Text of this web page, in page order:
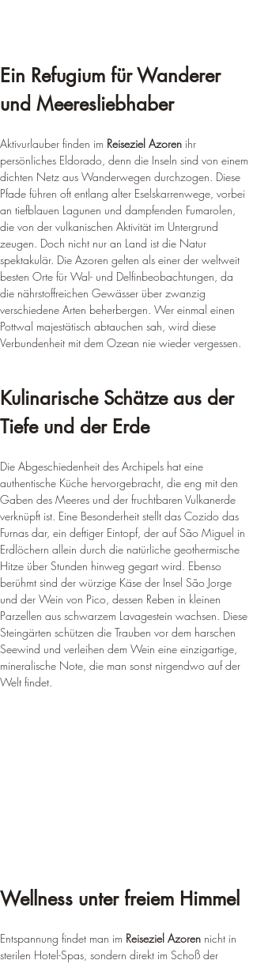
Ein Refugium für Wanderer
und Meeresliebhaber
Aktivurlauber finden im Reiseziel Azoren ihr
persönliches Eldorado, denn die Inseln sind von einem
dichten Netz aus Wanderwegen durchzogen. Diese
Pfade führen oft entlang alter Eselskarrenwege, vorbei
an tiefblauen Lagunen und dampfenden Fumarolen,
die von der vulkanischen Aktivität im Untergrund
zeugen. Doch nicht nur an Land ist die Natur
spektakulär. Die Azoren gelten als einer der weltweit
besten Orte für Wal- und Delfinbeobachtungen, da
die nährstoffreichen Gewässer über zwanzig
verschiedene Arten beherbergen. Wer einmal einen
Pottwal majestätisch abtauchen sah, wird diese
Verbundenheit mit dem Ozean nie wieder vergessen.
Kulinarische Schätze aus der
Tiefe und der Erde
Die Abgeschiedenheit des Archipels hat eine
authentische Küche hervorgebracht, die eng mit den
Gaben des Meeres und der fruchtbaren Vulkanerde
verknüpft ist. Eine Besonderheit stellt das Cozido das
Furnas dar, ein deftiger Eintopf, der auf São Miguel in
Erdlöchern allein durch die natürliche geothermische
Hitze über Stunden hinweg gegart wird. Ebenso
berühmt sind der würzige Käse der Insel São Jorge
und der Wein von Pico, dessen Reben in kleinen
Parzellen aus schwarzem Lavagestein wachsen. Diese
Steingärten schützen die Trauben vor dem harschen
Seewind und verleihen dem Wein eine einzigartige,
mineralische Note, die man sonst nirgendwo auf der
Welt findet.
Wellness unter freiem Himmel
Entspannung findet man im Reiseziel Azoren nicht in
sterilen Hotel-Spas, sondern direkt im Schoß der